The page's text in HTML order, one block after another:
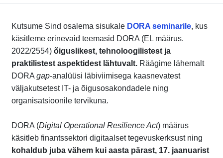
Kutsume Sind osalema sisukale DORA seminarile, kus
käsitleme erinevaid teemasid DORA (EL määrus.
2022/2554) õiguslikest, tehnoloogilistest ja
praktilistest aspektidest lähtuvalt. Räägime lähemalt
DORA gap-analüüsi läbiviimisega kaasnevatest
väljakutsetest IT- ja õigusosakondadele ning
organisatsioonile tervikuna.
DORA (Digital Operational Resilience Act) määrus
käsitleb finantssektori digitaalset tegevuskerksust ning
kohaldub juba vähem kui aasta pärast, 17. jaanuarist